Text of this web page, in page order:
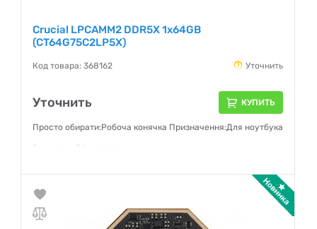
Crucial LPCAMM2 DDR5X 1x64GB
(CT64G75C2LP5X)
Код товара: 368162 Уточнить
Уточнить КУПИТЬ
Просто обирати:Робоча конячка Призначення:Для ноутбука